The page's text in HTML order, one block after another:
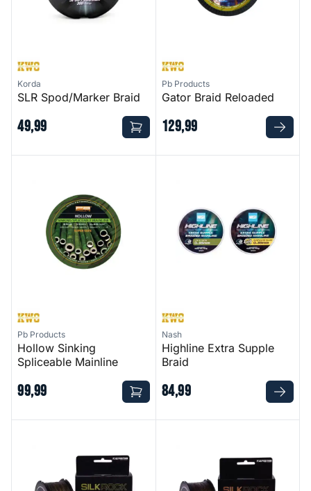
Korda
SLR Spod/Marker Braid
49,99
Pb Products
Gator Braid Reloaded
129,99
Pb Products
Hollow Sinking
Spliceable Mainline
99,99
Nash
Highline Extra Supple
Braid
84,99